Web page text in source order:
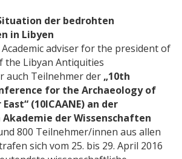
der bedrohten
in Libyen
Academic adviser for the president of
the Libyan Antiquities
auch Teilnehmer der „10th
for the Archaeology of
(10ICAANE) an der
der Wissenschaften
800 Teilnehmer/innen aus allen
sich vom 25. bis 29. April 2016